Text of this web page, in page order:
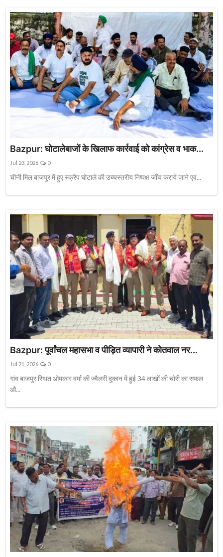
Bazpur: घोटालेबाजों के खिलाफ कार्रवाई को कांग्रेस व भाक...
Jul 23, 2026 0
चीनी मिल बाजपुर में हुए स्क्रैप घोटाले की उच्चस्तरीय निष्पक्ष जाँच कराये जाने एव...
Bazpur: पूर्वांचल महासभा व पीड़ित व्यापारी ने कोतवाल नर...
Jul 21, 2026 0
गांव बाजपुर स्थित ओमकार वर्मा की ज्वैलरी दुकान में हुई 34 लाखों की चोरी का सफल
औ...